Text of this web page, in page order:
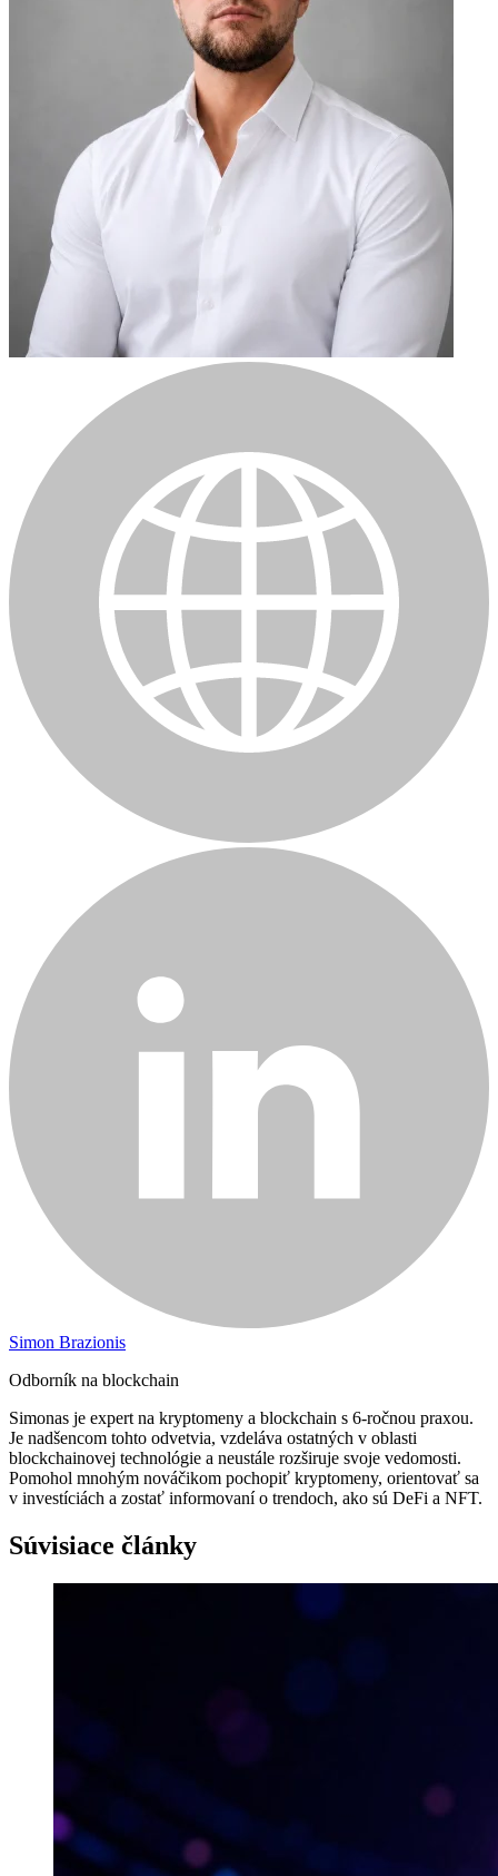
Simon Brazionis
Odborník na blockchain
Simonas je expert na kryptomeny a blockchain s 6-ročnou praxou.
Je nadšencom tohto odvetvia, vzdeláva ostatných v oblasti
blockchainovej technológie a neustále rozširuje svoje vedomosti.
Pomohol mnohým nováčikom pochopiť kryptomeny, orientovať sa
v investíciách a zostať informovaní o trendoch, ako sú DeFi a NFT.
Súvisiace články